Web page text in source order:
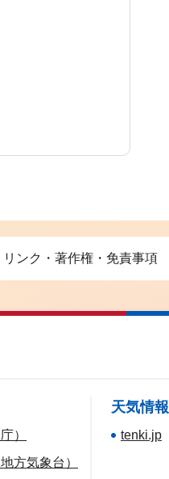
リンク・著作権・免責事項
）
方気象台）
天気情報
tenki.jp